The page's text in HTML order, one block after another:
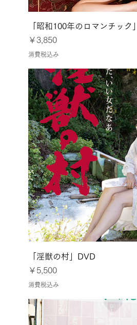
「昭和100年のロマンチック」
価格
￥3,850
消費税込み
「淫獣の村」DVD
価格
￥5,500
消費税込み